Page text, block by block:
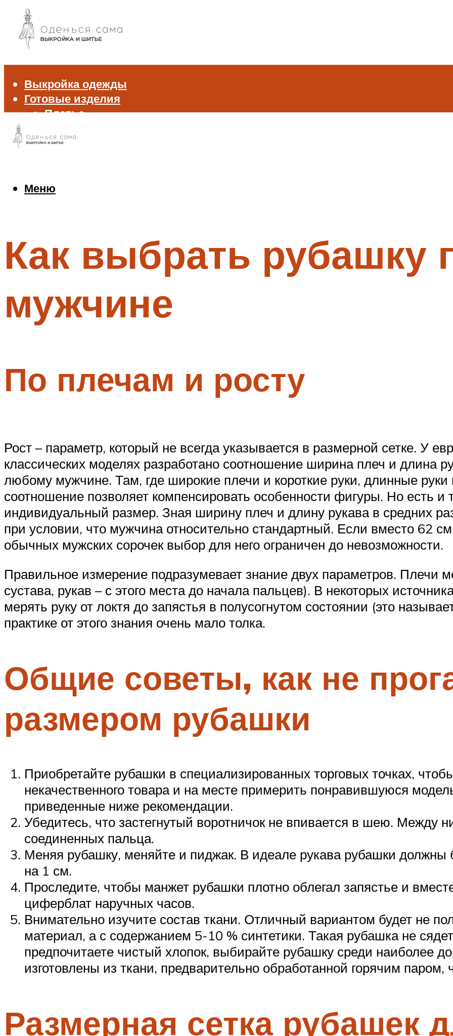
Выкройка одежды
Готовые изделия
Платье
Блуза и рубашка
Джемпер и свитер
Меню
Меню
Как выбрать рубашку
мужчине
По плечам и росту
Рост – параметр, который не всегда указывается в размерной сетке. У
классических моделях разработано соотношение ширина плеч и длина
любому мужчине. Там, где широкие плечи и короткие руки, длинные
соотношение позволяет компенсировать особенности фигуры. Но есть и
индивидуальный размер. Зная ширину плеч и длину рукава в средних
при условии, что мужчина относительно стандартный. Если вместо 62
обычных мужских сорочек выбор для него ограничен до невозможности.
Правильное измерение подразумевает знание двух параметров. Плечи
сустава, рукав – с этого места до начала пальцев). В некоторых
мерять руку от локтя до запястья в полусогнутом состоянии (это
практике от этого знания очень мало толка.
Общие советы, как не
размером рубашки
Приобретайте рубашки в специализированных торговых точках,
некачественного товара и на месте примерить понравившуюся
приведенные ниже рекомендации.
Убедитесь, что застегнутый воротничок не впивается в шею. Между
соединенных пальца.
Меняя рубашку, меняйте и пиджак. В идеале рукава рубашки
на 1 см.
Проследите, чтобы манжет рубашки плотно облегал запястье и
циферблат наручных часов.
Внимательно изучите состав ткани. Отличный вариантом будет не
материал, а с содержанием 5-10 % синтетики. Такая рубашка не
предпочитаете чистый хлопок, выбирайте рубашку среди наиболее
изготовлены из ткани, предварительно обработанной горячим
Размерная сетка рубашек